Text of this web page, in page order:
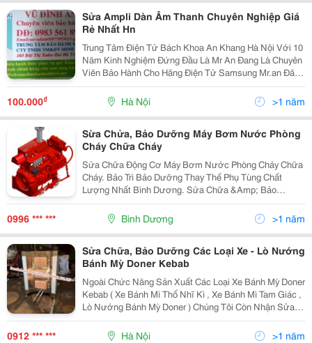
Sửa Ampli Dàn Âm Thanh Chuyên Nghiệp Giá
Rẻ Nhất Hn
Trung Tâm Điện Tử Bách Khoa An Khang Hà Nội Với 10
Năm Kinh Nghiệm Đứng Đầu Là Mr An Đang Là Chuyên
Viên Bảo Hành Cho Hãng Điện Tử Samsung Mr.an Đã
Mở Trung Tâm Điện Tử: Nhận Sửa Chữa Chuyên
Nghiệp Với Đội Ngũ Kỹ Thuật Viên Có Kinh Nghiệm
Nhiều Năm,G
100.000₫ Hà Nội >1 năm
Sừa Chửa, Bảo Dưỡng Máy Bơm Nước Phòng
Cháy Chữa Cháy
Sửa Chữa Động Cơ Máy Bơm Nước Phòng Cháy Chữa
Cháy. Bảo Trì Bảo Dưỡng Thay Thế Phụ Tùng Chất
Lượng Nhất Bình Dương. Sửa Chữa &Amp; Bảo
Dưỡng Xe Nâng Hàng:
0996 *** *** Bình Dương >1 năm
Sửa Chữa, Bảo Dưỡng Các Loại Xe - Lò Nướng
Bánh Mỳ Doner Kebab
Ngoài Chức Năng Sản Xuất Các Loại Xe Bánh Mỳ Doner
Kebab ( Xe Bánh Mì Thổ Nhĩ Kì , Xe Bánh Mì Tam Giác ,
Lò Nướng Bánh Mỳ Doner ) Chúng Tôi Còn Nhận Sửa
Chữa, Bảo Dưỡng Các Loại Xe Bánh Mì - Lò Nướng .
Trong Quá Trình Hoạt Động Xe Và Lò Đốt Xảy Ra Nh
0912 *** *** Hà Nội >1 năm